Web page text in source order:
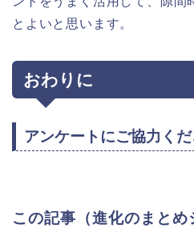
とよいと思います。
おわりに
アンケートにご協力くだ
この記事（進化のまと